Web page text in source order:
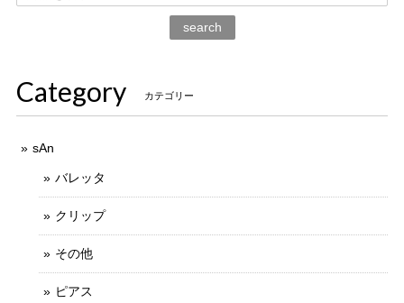
search
Category カテゴリー
sAn
バレッタ
クリップ
その他
ピアス